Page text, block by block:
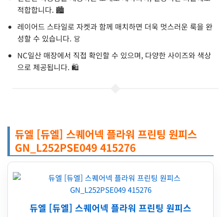
적합합니다. 🏙️
레이어드 스타일로 자켓과 함께 매치하면 더욱 멋스러운 룩을 완
성할 수 있습니다. 👗
NC일산 매장에서 직접 확인할 수 있으며, 다양한 사이즈와 색상
으로 제공됩니다. 🛍️
듀엘 [듀엘] 스퀘어넥 플라워 프린팅 원피스
GN_L252PSE049 415276
듀엘 [듀엘] 스퀘어넥 플라워 프린팅 원피스